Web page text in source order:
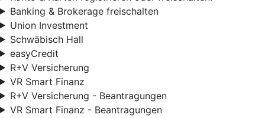
Banking & Brokerage freischalten
Union Investment
Schwäbisch Hall
easyCredit
R+V Versicherung
VR Smart Finanz
R+V Versicherung - Beantragungen
VR Smart Finanz - Beantragungen